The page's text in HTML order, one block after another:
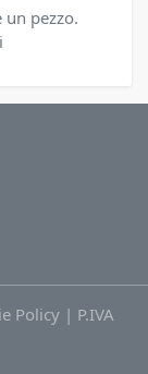
pezzo.
Policy | P.IVA